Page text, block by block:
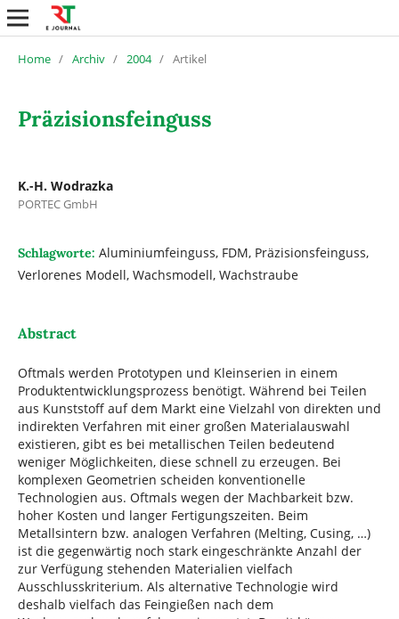
Home / Archiv / 2004 / Artikel
Präzisionsfeinguss
K.-H. Wodrazka
PORTEC GmbH
Schlagworte: Aluminiumfeinguss, FDM, Präzisionsfeinguss,
Verlorenes Modell, Wachsmodell, Wachstraube
Abstract
Oftmals werden Prototypen und Kleinserien in einem
Produktentwicklungsprozess benötigt. Während bei Teilen
aus Kunststoff auf dem Markt eine Vielzahl von direkten und
indirekten Verfahren mit einer großen Materialauswahl
existieren, gibt es bei metallischen Teilen bedeutend
weniger Möglichkeiten, diese schnell zu erzeugen. Bei
komplexen Geometrien scheiden konventionelle
Technologien aus. Oftmals wegen der Machbarkeit bzw.
hoher Kosten und langer Fertigungszeiten. Beim
Metallsintern bzw. analogen Verfahren (Melting, Cusing, …)
ist die gegenwärtig noch stark eingeschränkte Anzahl der
zur Verfügung stehenden Materialien vielfach
Ausschlusskriterium. Als alternative Technologie wird
deshalb vielfach das Feingießen nach dem